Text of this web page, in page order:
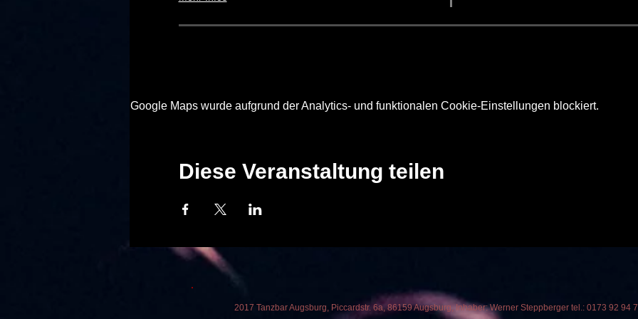
Google Maps wurde aufgrund der Analytics- und funktionalen Cookie-Einstellungen blockiert.
Diese Veranstaltung teilen
2017 Tanzbar Augsburg, Piccardstr. 6a, 86159 Augsburg, Inhaber: Werner Steppberger tel.: 0173 92 94